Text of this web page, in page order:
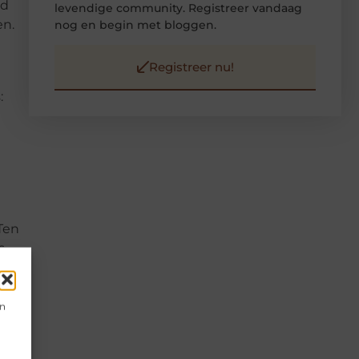
levendige community. Registreer vandaag
nog en begin met bloggen.
Registreer nu!